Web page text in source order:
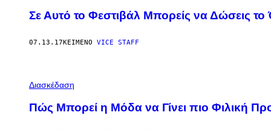
Σε Αυτό το Φεστιβάλ Μπορείς να Δώσεις
07.13.17ΚΕΊΜΕΝΟ VICE STAFF
Διασκέδαση
Πώς Μπορεί η Μόδα να Γίνει πιο Φιλική